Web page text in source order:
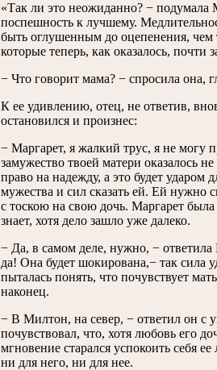
«Так ли это неожиданно? − подумала
поспешность к лучшему.
быть оглушенным до оцепенения, чем
которые теперь, как оказалось, почти
− Что говорит мама? − спросила она,
К ее удивлению, отец, не ответив,
остановился и произнес:
− Маргарет, я жалкий трус, я не могу
замужество твоей матери оказалось
право на надежду, а это будет ударом
мужества и сил сказать ей. Ей нужно
с тоскою на свою дочь. Маргарет
знает, хотя дело зашло уже далеко.
− Да, в самом деле, нужно, −
да! Она будет шокирована,− так сила
пыталась понять, что почувствует
наконец.
− В Милтон, на север, − ответил он с
почувствовал, что, хотя любовь его
мгновение старался успокоить себя
ни для него, ни для нее.